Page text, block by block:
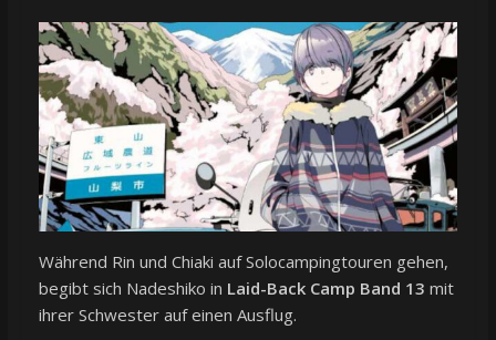
Während Rin und Chiaki auf Solocampingtouren gehen,
begibt sich Nadeshiko in Laid-Back Camp Band 13 mit
ihrer Schwester auf einen Ausflug.